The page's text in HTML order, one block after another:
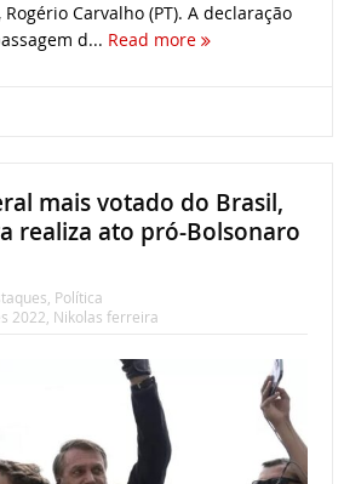
Carvalho (PT). A declaração
d... Read more
mais votado do Brasil,
realiza ato pró-Bolsonaro
Política
2022 Nikolas ferreira